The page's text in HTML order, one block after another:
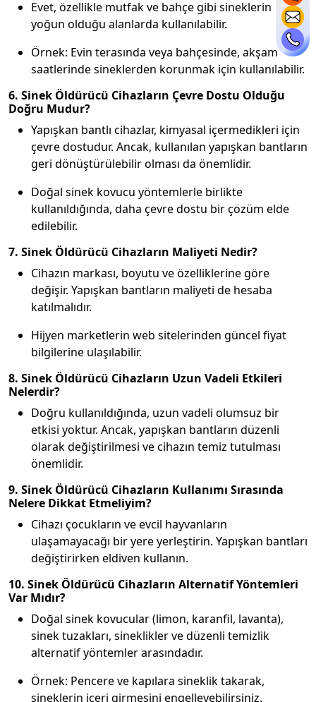
Evet, özellikle mutfak ve bahçe gibi sineklerin
yoğun olduğu alanlarda kullanılabilir.
Örnek: Evin terasında veya bahçesinde, akşam
saatlerinde sineklerden korunmak için kullanılabilir.
6. Sinek Öldürücü Cihazların Çevre Dostu Olduğu
Doğru Mudur?
Yapışkan bantlı cihazlar, kimyasal içermedikleri için
çevre dostudur. Ancak, kullanılan yapışkan bantların
geri dönüştürülebilir olması da önemlidir.
Doğal sinek kovucu yöntemlerle birlikte
kullanıldığında, daha çevre dostu bir çözüm elde
edilebilir.
7. Sinek Öldürücü Cihazların Maliyeti Nedir?
Cihazın markası, boyutu ve özelliklerine göre
değişir. Yapışkan bantların maliyeti de hesaba
katılmalıdır.
Hijyen marketlerin web sitelerinden güncel fiyat
bilgilerine ulaşılabilir.
8. Sinek Öldürücü Cihazların Uzun Vadeli Etkileri
Nelerdir?
Doğru kullanıldığında, uzun vadeli olumsuz bir
etkisi yoktur. Ancak, yapışkan bantların düzenli
olarak değiştirilmesi ve cihazın temiz tutulması
önemlidir.
9. Sinek Öldürücü Cihazların Kullanımı Sırasında
Nelere Dikkat Etmeliyim?
Cihazı çocukların ve evcil hayvanların
ulaşamayacağı bir yere yerleştirin. Yapışkan bantları
değiştirirken eldiven kullanın.
10. Sinek Öldürücü Cihazların Alternatif Yöntemleri
Var Mıdır?
Doğal sinek kovucular (limon, karanfil, lavanta),
sinek tuzakları, sineklikler ve düzenli temizlik
alternatif yöntemler arasındadır.
Örnek: Pencere ve kapılara sineklik takarak,
sineklerin içeri girmesini engelleyebilirsiniz.